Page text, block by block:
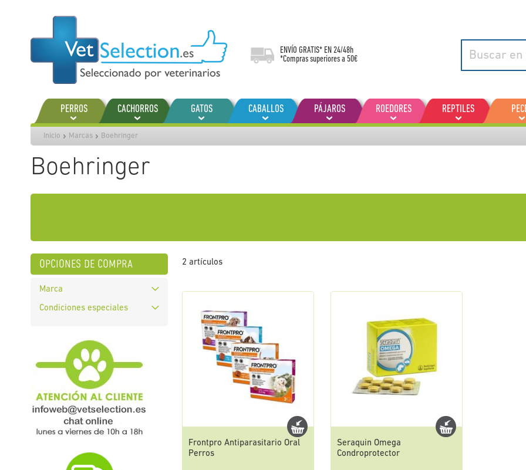
contenido
ENVÍO GRATIS* EN 24/48h
*Compras superiores a 50€
PERROS CACHORROS GATOS CABALLOS PÁJAROS ROEDORES REPTILES
Inicio Marcas Boehringer
Boehringer
2 artículos
Frontpro Antiparasitario Oral
Perros
Seraquin Omega
Condroprotector
opciones de compra
Marca
Condiciones especiales